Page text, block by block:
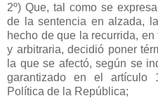
2º) Que, tal como se
de la sentencia en alzada,
hecho de que la recurrida,
y arbitraria, decidió poner
la que se afectó, según se
garantizado en el artículo
Política de la República;